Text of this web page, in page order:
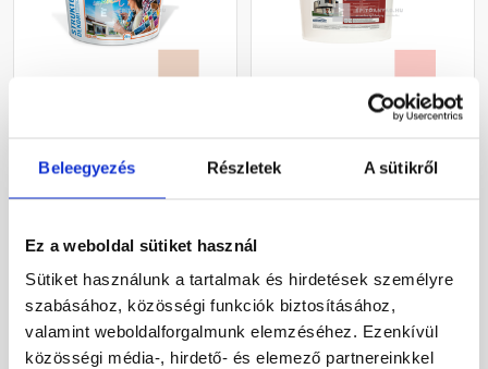
Beleegyezés Részletek A sütikről
Ez a weboldal sütiket használ
Sütiket használunk a tartalmak és hirdetések személyre
szabásához, közösségi funkciók biztosításához,
valamint weboldalforgalmunk elemzéséhez. Ezenkívül
közösségi média-, hirdető- és elemező partnereinkkel
vékonyvakolat, kapart 1,5
mm 5177 rusty 25 kg
36 460 Ft/ vödör
vékonyvakolat, kapart 1,5
30 660 Ft/ db